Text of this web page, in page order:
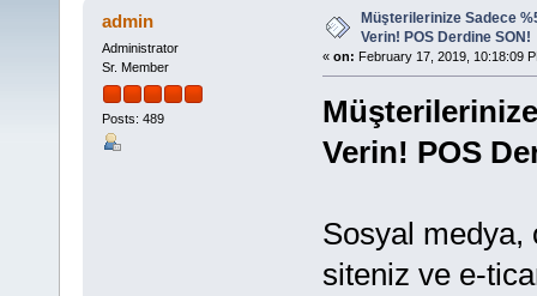
915 times)
admin
Administrator
Sr. Member
Posts: 489
Müşterilerinize Sadece
Verin! POS Derdine SON!
« on: February 17, 2019, 10:18:09
Verin! POS
Sosyal medya,
siteniz ve e-